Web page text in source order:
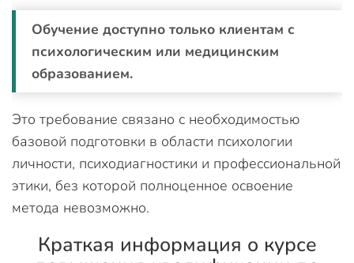
Обучение доступно только клиентам с
психологическим или медицинским
образованием.
Это требование связано с необходимостью
базовой подготовки в области психологии
личности, психодиагностики и профессиональной
этики, без которой полноценное освоение
метода невозможно.
Краткая информация о курсе